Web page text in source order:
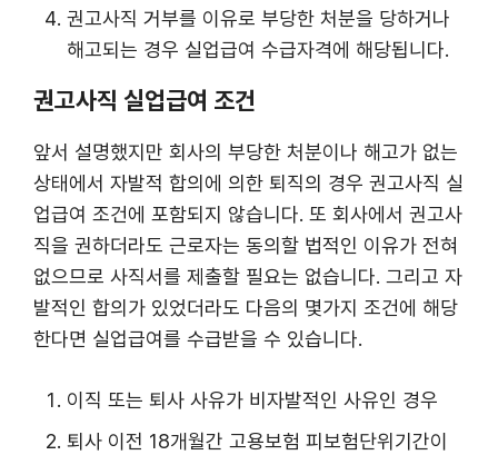
권고사직 거부를 이유로 부당한 처분을 당하거나
해고되는 경우 실업급여 수급자격에 해당됩니다.
권고사직 실업급여 조건
앞서 설명했지만 회사의 부당한 처분이나 해고가 없는
상태에서 자발적 합의에 의한 퇴직의 경우 권고사직 실
업급여 조건에 포함되지 않습니다. 또 회사에서 권고사
직을 권하더라도 근로자는 동의할 법적인 이유가 전혀
없으므로 사직서를 제출할 필요는 없습니다. 그리고 자
발적인 합의가 있었더라도 다음의 몇가지 조건에 해당
한다면 실업급여를 수급받을 수 있습니다.
이직 또는 퇴사 사유가 비자발적인 사유인 경우
퇴사 이전 18개월간 고용보험 피보험단위기간이